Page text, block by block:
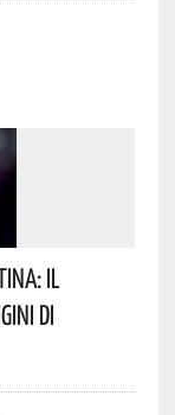
Il
Di